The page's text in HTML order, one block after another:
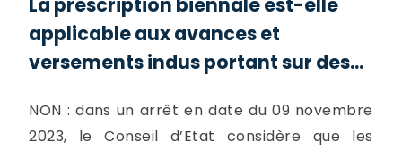
applicable aux avances et
versements indus portant sur des...
NON : dans un arrêt en date du 09 novembre
2023, le Conseil d’Etat considère que les